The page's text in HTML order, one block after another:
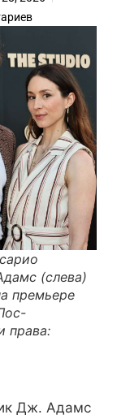
(слева)
премьере
права:
Дж. Адамс